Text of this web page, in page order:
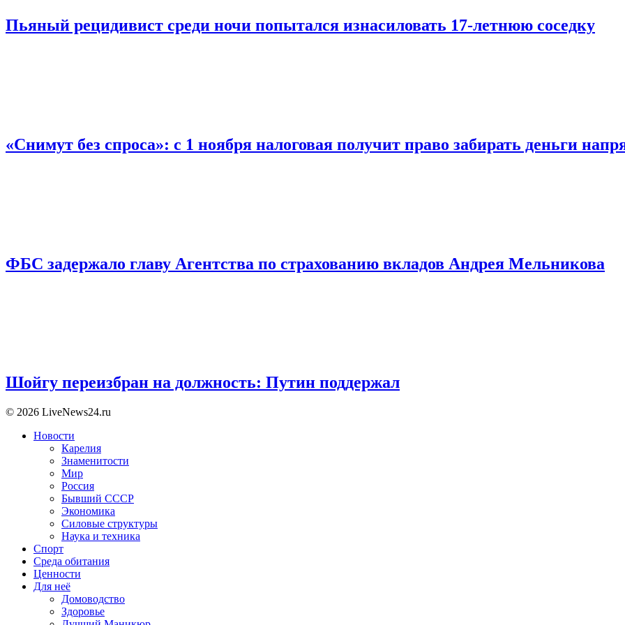
Пьяный рецидивист среди ночи попытался изнасиловать 17-летнюю соседку
«Снимут без спроса»: с 1 ноября налоговая получит право забирать деньги
ФБС задержало главу Агентства по страхованию вкладов Андрея Мельникова
Шойгу переизбран на должность: Путин поддержал
© 2026 LiveNews24.ru
Новости
Карелия
Знаменитости
Мир
Россия
Бывший СССР
Экономика
Силовые структуры
Наука и техника
Спорт
Среда обитания
Ценности
Для неё
Домоводство
Здоровье